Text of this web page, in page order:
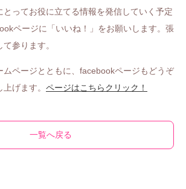
とってお役に立てる情報を発信していく予定
ページに「いいね！」をお願いします。張
参ります。
ムページとともに、facebookページもどうぞ
げます。 ページはこちらクリック！
一覧へ戻る